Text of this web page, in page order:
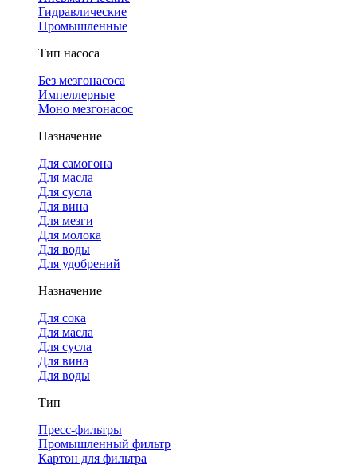
Гидравлические
Промышленные
Тип насоса
Без мезгонасоса
Импеллерные
Моно мезгонасос
Назначение
Для самогона
Для масла
Для сусла
Для вина
Для мезги
Для молока
Для воды
Для удобрений
Назначение
Для сока
Для масла
Для сусла
Для вина
Для воды
Тип
Пресс-фильтры
Промышленный фильтр
Картон для фильтра